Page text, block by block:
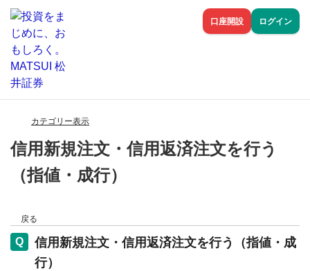
口座開設 ログイン
カテゴリー表示
信用新規注文・信用返済注文を行う
（指値・成行）
戻る
信用新規注文・信用返済注文を行う（指値・成
行）